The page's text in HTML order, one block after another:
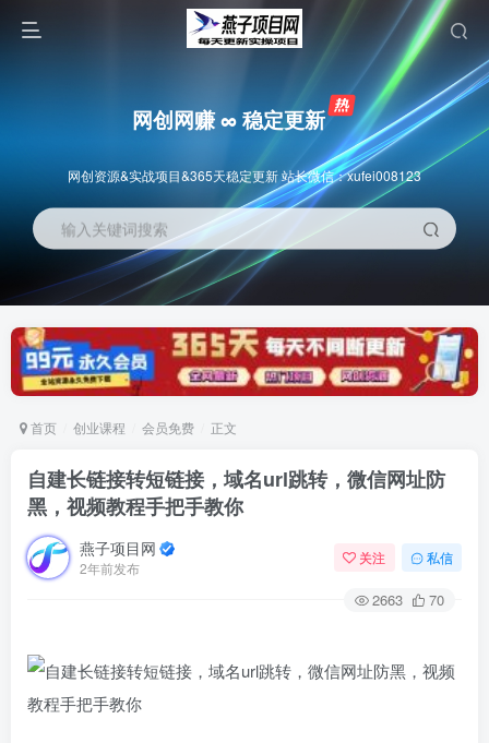
网创网赚 ∞ 稳定更新
网创资源&实战项目&365天稳定更新 站长微信：xufei008123
输入关键词搜索
首页 创业课程 会员免费 正文
自建长链接转短链接，域名url跳转，微信网址防
黑，视频教程手把手教你
燕子项目网
2年前发布
关注 私信
2663 70